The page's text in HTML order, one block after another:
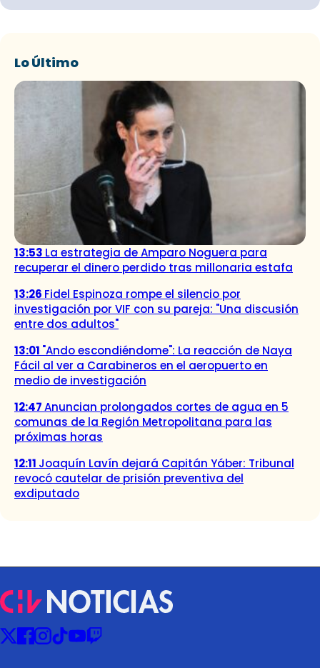
Lo Último
13:53 La estrategia de Amparo Noguera para
recuperar el dinero perdido tras millonaria estafa
13:26 Fidel Espinoza rompe el silencio por
investigación por VIF con su pareja: "Una discusión
entre dos adultos"
13:01 "Ando escondiéndome": La reacción de Naya
Fácil al ver a Carabineros en el aeropuerto en
medio de investigación
12:47Anuncian prolongados cortes de agua en 5
comunas de la Región Metropolitana para las
próximas horas
12:11 Joaquín Lavín dejará Capitán Yáber: Tribunal
revocó cautelar de prisión preventiva del
exdiputado